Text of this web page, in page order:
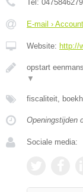
Tel: 0475846279
E-mail ›
Website: http://
opstart
▼
fiscaliteit,
Openingstijden
Sociale media: